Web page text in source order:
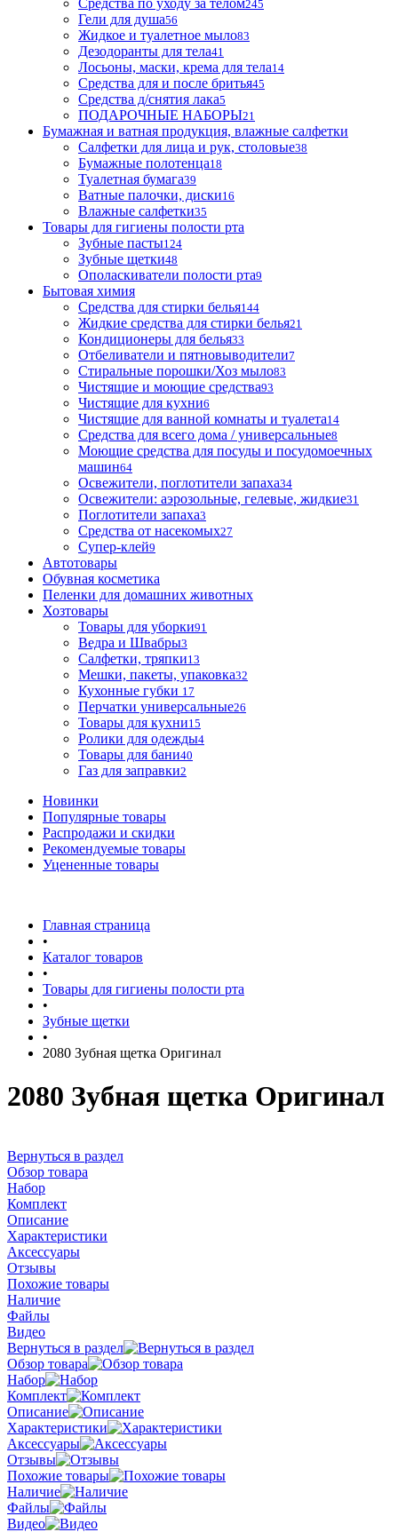
Средства по уходу за телом245
Гели для душа56
Жидкое и туалетное мыло83
Дезодоранты для тела41
Лосьоны, маски, крема для тела14
Средства для и после бритья45
Средства д/снятия лака5
ПОДАРОЧНЫЕ НАБОРЫ21
Бумажная и ватная продукция, влажные салфетки
Салфетки для лица и рук, столовые38
Бумажные полотенца18
Туалетная бумага39
Ватные палочки, диски16
Влажные салфетки35
Товары для гигиены полости рта
Зубные пасты124
Зубные щетки48
Ополаскиватели полости рта9
Бытовая химия
Средства для стирки белья144
Жидкие средства для стирки белья21
Кондиционеры для белья33
Отбеливатели и пятновыводители7
Стиральные порошки/Хоз мыло83
Чистящие и моющие средства93
Чистящие для кухни6
Чистящие для ванной комнаты и туалета14
Средства для всего дома / универсальные8
Моющие средства для посуды и посудомоечных
машин64
Освежители, поглотители запаха34
Освежители: аэрозольные, гелевые, жидкие31
Поглотители запаха3
Средства от насекомых27
Супер-клей9
Автотовары
Обувная косметика
Пеленки для домашних животных
Хозтовары
Товары для уборки91
Ведра и Швабры3
Салфетки, тряпки13
Мешки, пакеты, упаковка32
Кухонные губки 17
Перчатки универсальные26
Товары для кухни15
Ролики для одежды4
Товары для бани40
Газ для заправки2
Новинки
Популярные товары
Распродажи и скидки
Рекомендуемые товары
Уцененные товары
Главная страница
•
Каталог товаров
•
Товары для гигиены полости рта
•
Зубные щетки
•
2080 Зубная щетка Оригинал
2080 Зубная щетка Оригинал
Вернуться в раздел
Обзор товара
Набор
Комплект
Описание
Характеристики
Аксессуары
Отзывы
Похожие товары
Наличие
Файлы
Видео
Вернуться в раздел
Обзор товара
Набор
Комплект
Описание
Характеристики
Аксессуары
Отзывы
Похожие товары
Наличие
Файлы
Видео